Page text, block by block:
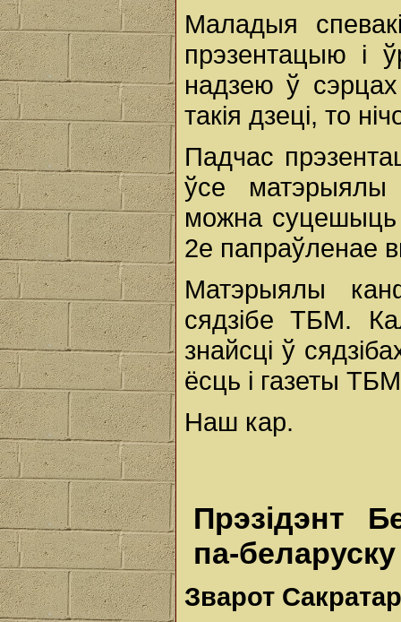
Маладыя
прэзентацыю і
надзею ў
такія дзеці, то
Падчас
ўсе матэрыялы
можна суцешыць
2е папраўленае
Матэрыялы
сядзібе ТБМ.
знайсці ў
ёсць і газеты
Наш кар.
Прэзідэнт
па-беларуску
Зварот